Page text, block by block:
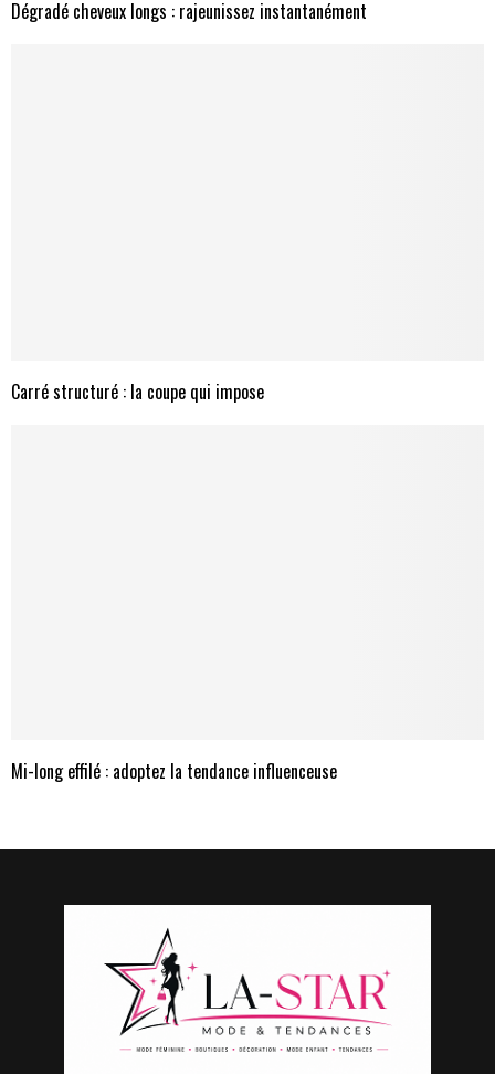
Dégradé cheveux longs : rajeunissez instantanément
Carré structuré : la coupe qui impose
Mi-long effilé : adoptez la tendance influenceuse